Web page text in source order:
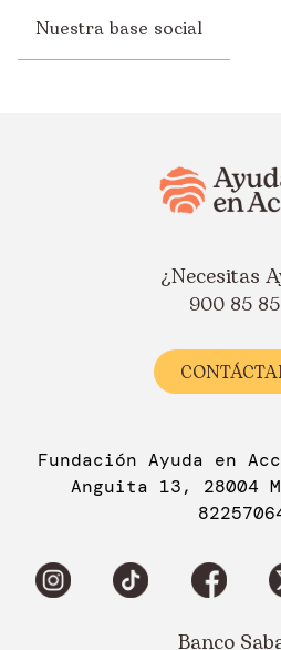
Nuestra base social
¿Necesitas
900 85
Fundación Ayuda en
Anguita 13, 28004
Banco